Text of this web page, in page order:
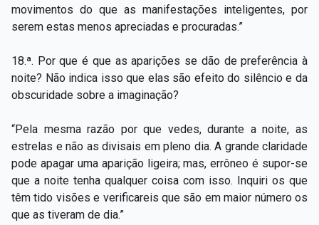
movimentos do que as manifestações inteligentes, por
serem estas menos apreciadas e procuradas.”
18.ª. Por que é que as aparições se dão de preferência à
noite? Não indica isso que elas são efeito do silêncio e da
obscuridade sobre a imaginação?
“Pela mesma razão por que vedes, durante a noite, as
estrelas e não as divisais em pleno dia. A grande claridade
pode apagar uma aparição ligeira; mas, errôneo é supor-se
que a noite tenha qualquer coisa com isso. Inquiri os que
têm tido visões e verificareis que são em maior número os
que as tiveram de dia.”